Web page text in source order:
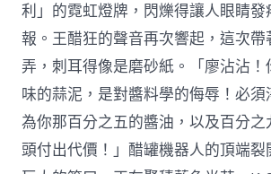
利」的霓虹燈牌，閃爍得讓人眼睛
報。王醋狂的聲音再次響起，這次帶
弄，刺耳得像是磨砂紙。「廖沾沾
味的蒜泥，是對醬料學的侮辱！必
為你那百分之五的醬油，以及百分
頭付出代價！」醋罐機器人的頂端裂